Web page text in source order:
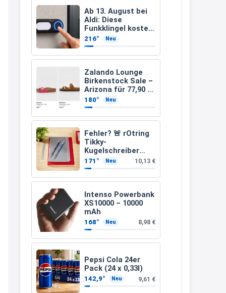
Ab 13. August bei
Aldi: Diese
Funkklingel kostet
nur 3,49 Euro
216° Neu
Zalando Lounge
Birkenstock Sale –
Arizona für 77,90 €
statt 120 €
180° Neu
Fehler? 🚨 rOtring
Tikky-
Kugelschreiber
blaue Tinte
mittlere Spitze
blau (1,0 mm – 12
Stück)
171° Neu 10,13 €
Intenso Powerbank
XS10000 – 10000
mAh
168° Neu 8,98 €
Pepsi Cola 24er
Pack (24 x 0,33l)
142,9° Neu 9,61 €
müsste schon stornieren und
nochmal bestellen, da man
Rabattcodes oder auch
Geschenkgutscheine im
Warenkorb oder an der Kasse
VOR dem Kauf einlösen kann.
17:06
↩
Och siche den Gutschein
fürmeggelebaguetts
Kerstin
Meggle bagett Gutschein code
21:37
↩
Kerstin
Bei EDEKA